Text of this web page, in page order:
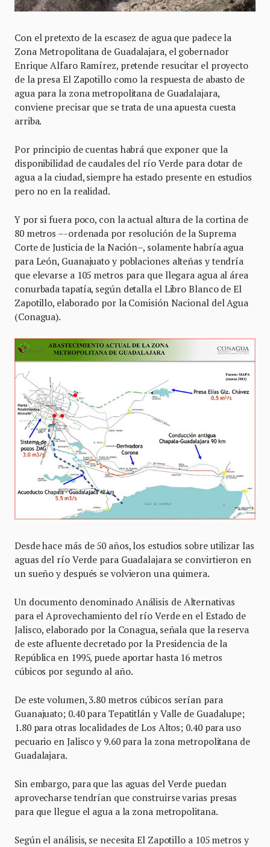
Con el pretexto de la escasez de agua que padece la
Zona Metropolitana de Guadalajara, el gobernador
Enrique Alfaro Ramírez, pretende resucitar el proyecto
de la presa El Zapotillo como la respuesta de abasto de
agua para la zona metropolitana de Guadalajara,
conviene precisar que se trata de una apuesta cuesta
arriba.
Por principio de cuentas habrá que exponer que la
disponibilidad de caudales del río Verde para dotar de
agua a la ciudad, siempre ha estado presente en estudios
pero no en la realidad.
Y por si fuera poco, con la actual altura de la cortina de
80 metros –-ordenada por resolución de la Suprema
Corte de Justicia de la Nación–, solamente habría agua
para León, Guanajuato y poblaciones alteñas y tendría
que elevarse a 105 metros para que llegara agua al área
conurbada tapatía, según detalla el Libro Blanco de El
Zapotillo, elaborado por la Comisión Nacional del Agua
(Conagua).
Desde hace más de 50 años, los estudios sobre utilizar las
aguas del río Verde para Guadalajara se convirtieron en
un sueño y después se volvieron una quimera.
Un documento denominado Análisis de Alternativas
para el Aprovechamiento del río Verde en el Estado de
Jalisco, elaborado por la Conagua, señala que la reserva
de este afluente decretado por la Presidencia de la
República en 1995, puede aportar hasta 16 metros
cúbicos por segundo al año.
De este volumen, 3.80 metros cúbicos serían para
Guanajuato; 0.40 para Tepatitlán y Valle de Guadalupe;
1.80 para otras localidades de Los Altos; 0.40 para uso
pecuario en Jalisco y 9.60 para la zona metropolitana de
Guadalajara.
Sin embargo, para que las aguas del Verde puedan
aprovecharse tendrían que construirse varias presas
para que llegue el agua a la zona metropolitana.
Según el análisis, se necesita El Zapotillo a 105 metros y